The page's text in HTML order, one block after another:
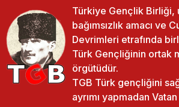
Türkiye Gençlik Birliği,
bağımsızlık amacı ve
Devrimleri etrafında
Türk Gençliğinin ortak
örgütüdür.
TGB Türk gençliğini
ayrımı yapmadan Vatan